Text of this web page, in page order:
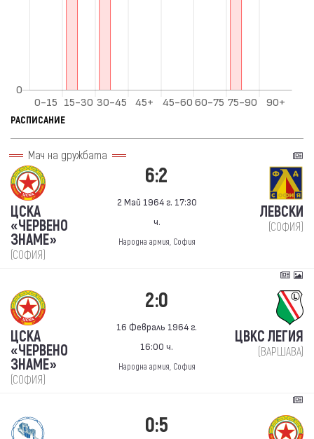
РАСПИСАНИЕ
Мач на дружбата
ЦСКА
«ЧЕРВЕНО
ЗНАМЕ»
(СОФИЯ)
6:2
2 Май 1964 г. 17:30
ч.
Народна армия, София
ЛЕВСКИ
(СОФИЯ)
ЦСКА
«ЧЕРВЕНО
ЗНАМЕ»
(СОФИЯ)
2:0
16 Февраль 1964 г.
16:00 ч.
Народна армия, София
ЦВКС ЛЕГИЯ
(ВАРШАВА)
0:5